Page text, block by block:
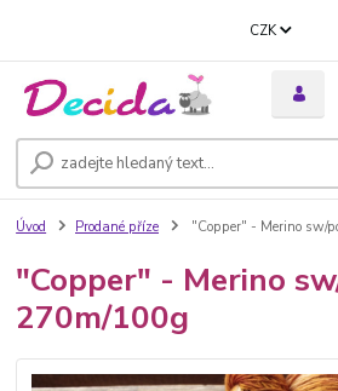
CZK
Úvod Prodané příze "Copper" - Merino sw/
"Copper" - Merino
270m/100g